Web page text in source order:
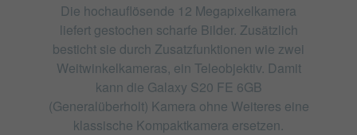
Die hochauflösende 12 Megapixelkamera
liefert gestochen scharfe Bilder. Zusätzlich
besticht sie durch Zusatzfunktionen wie zwei
Weitwinkelkameras, ein Teleobjektiv. Damit
kann die Galaxy S20 FE 6GB
(Generalüberholt) Kamera ohne Weiteres eine
klassische Kompaktkamera ersetzen.